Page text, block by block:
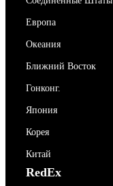
Европа
Океания
Ближний Восток
Гонконг.
Япония
Корея
Китай
RedEx